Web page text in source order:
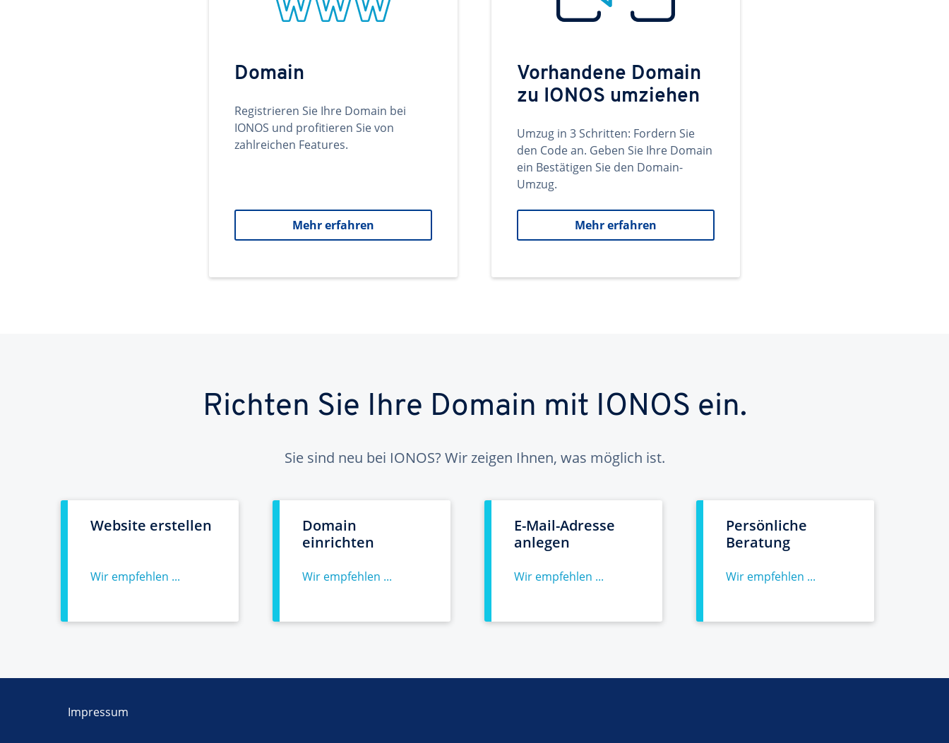
Domain
Registrieren Sie Ihre Domain bei
IONOS und profitieren Sie von
zahlreichen Features.
Mehr erfahren
Vorhandene Domain
zu IONOS umziehen
Umzug in 3 Schritten: Fordern Sie
den Code an. Geben Sie Ihre Domain
ein Bestätigen Sie den Domain-
Umzug.
Mehr erfahren
Richten Sie Ihre Domain mit IONOS ein.
Sie sind neu bei IONOS? Wir zeigen Ihnen, was möglich ist.
Website erstellen
Wir empfehlen ...
Domain
einrichten
Wir empfehlen ...
E-Mail-Adresse
anlegen
Wir empfehlen ...
Persönliche
Beratung
Wir empfehlen ...
Impressum